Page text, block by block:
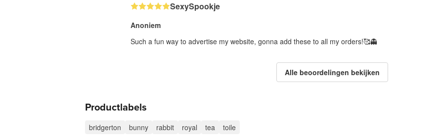
SexySpookje
Anoniem
Such a fun way to advertise my website, gonna add these to all my orders!🥰👻
Alle beoordelingen bekijken
Productlabels
bridgerton bunny rabbit royal tea toile